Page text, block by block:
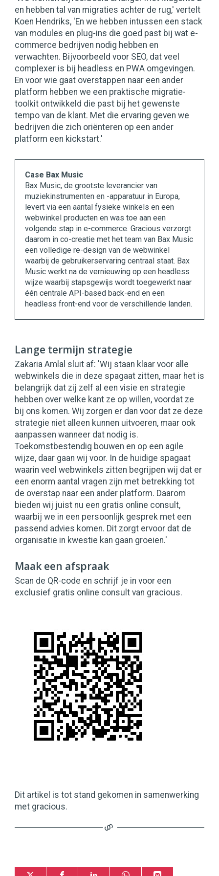
en hebben tal van migraties achter de rug,' vertelt
Koen Hendriks, 'En we hebben intussen een stack
van modules en plug-ins die goed past bij wat e-
commerce bedrijven nodig hebben en
verwachten. Bijvoorbeeld voor SEO, dat veel
complexer is bij headless en PWA omgevingen.
En voor wie gaat overstappen naar een ander
platform hebben we een praktische migratie-
toolkit ontwikkeld die past bij het gewenste
tempo van de klant. Met die ervaring geven we
bedrijven die zich oriënteren op een ander
platform een kickstart.'
Case Bax Music
Bax Music, de grootste leverancier van
muziekinstrumenten en -apparatuur in Europa,
levert via een aantal fysieke winkels en een
webwinkel producten en was toe aan een
volgende stap in e-commerce. Gracious verzorgt
daarom in co-creatie met het team van Bax Music
een volledige re-design van de webwinkel
waarbij de gebruikerservaring centraal staat. Bax
Music werkt na de vernieuwing op een headless
wijze waarbij stapsgewijs wordt toegewerkt naar
één centrale API-based back-end en een
headless front-end voor de verschillende landen.
Lange termijn strategie
Zakaria Amlal sluit af: 'Wij staan klaar voor alle
webwinkels die in deze spagaat zitten, maar het is
belangrijk dat zij zelf al een visie en strategie
hebben over welke kant ze op willen, voordat ze
bij ons komen. Wij zorgen er dan voor dat ze deze
strategie niet alleen kunnen uitvoeren, maar ook
aanpassen wanneer dat nodig is.
Toekomstbestendig bouwen en op een agile
wijze, daar gaan wij voor. In de huidige spagaat
waarin veel webwinkels zitten begrijpen wij dat er
een enorm aantal vragen zijn met betrekking tot
de overstap naar een ander platform. Daarom
bieden wij juist nu een gratis online consult,
waarbij we in een persoonlijk gesprek met een
passend advies komen. Dit zorgt ervoor dat de
organisatie in kwestie kan gaan groeien.'
Maak een afspraak
Scan de QR-code en schrijf je in voor een
exclusief gratis online consult van gracious.
Dit artikel is tot stand gekomen in samenwerking
met gracious.